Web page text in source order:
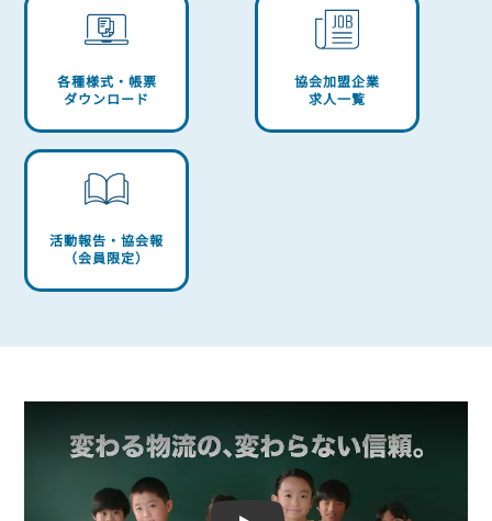
各種様式・帳票
ダウンロード
協会加盟企業
求人一覧
活動報告・協会報
（会員限定）